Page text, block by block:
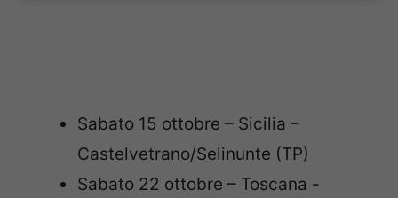
Sabato 15 ottobre – Sicilia –
Castelvetrano/Selinunte (TP)
Sabato 22 ottobre – Toscana -